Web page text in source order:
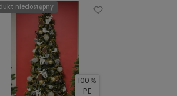
niedostępny
100％
PE